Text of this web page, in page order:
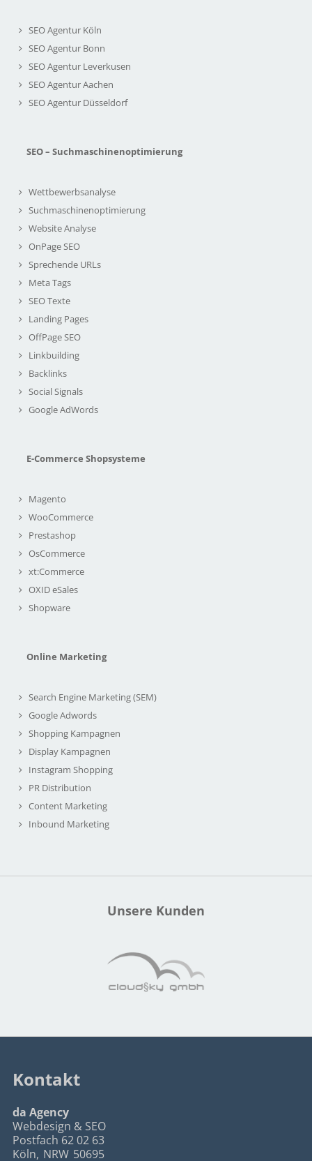
SEO Agentur Köln
SEO Agentur Bonn
SEO Agentur Leverkusen
SEO Agentur Aachen
SEO Agentur Düsseldorf
SEO – Suchmaschinenoptimierung
Wettbewerbsanalyse
Suchmaschinenoptimierung
Website Analyse
OnPage SEO
Sprechende URLs
Meta Tags
SEO Texte
Landing Pages
OffPage SEO
Linkbuilding
Backlinks
Social Signals
Google AdWords
E-Commerce Shopsysteme
Magento
WooCommerce
Prestashop
OsCommerce
xt:Commerce
OXID eSales
Shopware
Online Marketing
Search Engine Marketing (SEM)
Google Adwords
Shopping Kampagnen
Display Kampagnen
Instagram Shopping
PR Distribution
Content Marketing
Inbound Marketing
Unsere Kunden
Kontakt
da Agency
Webdesign & SEO
Postfach 62 02 63
Köln, NRW 50695